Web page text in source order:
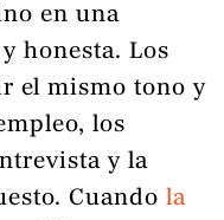
en una
honesta. Los
el mismo tono y
los
y la
Cuando la